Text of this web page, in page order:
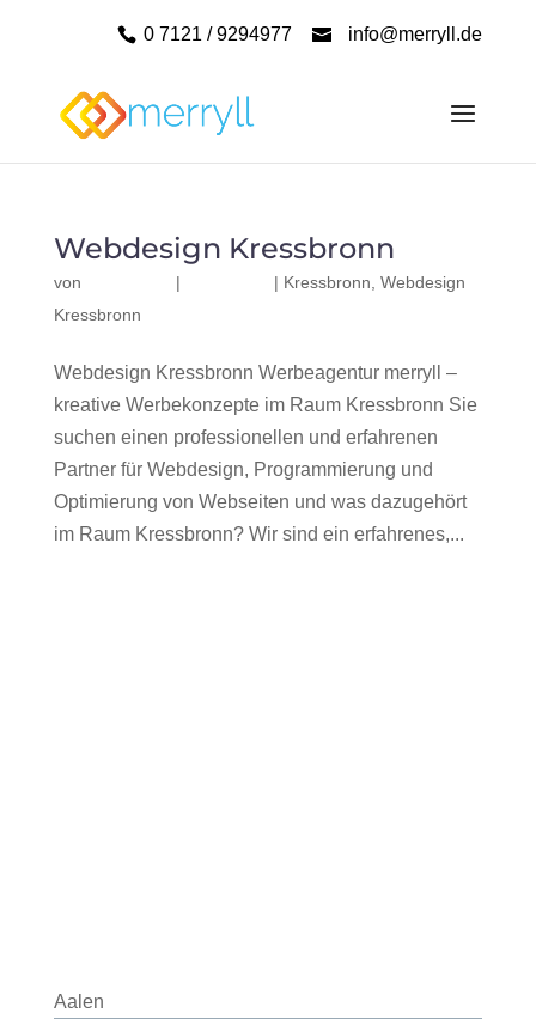
0 7121 / 9294977 info@merryll.de
Webdesign Kressbronn
von | | Kressbronn Webdesign
Kressbronn
Webdesign Kressbronn Werbeagentur merryll –
kreative Werbekonzepte im Raum Kressbronn Sie
suchen einen professionellen und erfahrenen
Partner für Webdesign, Programmierung und
Optimierung von Webseiten und was dazugehört
im Raum Kressbronn? Wir sind ein erfahrenes,...
Aalen